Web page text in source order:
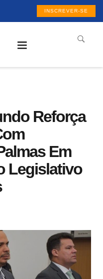
INSCREVER-SE
Reforça
Em
Legislativo